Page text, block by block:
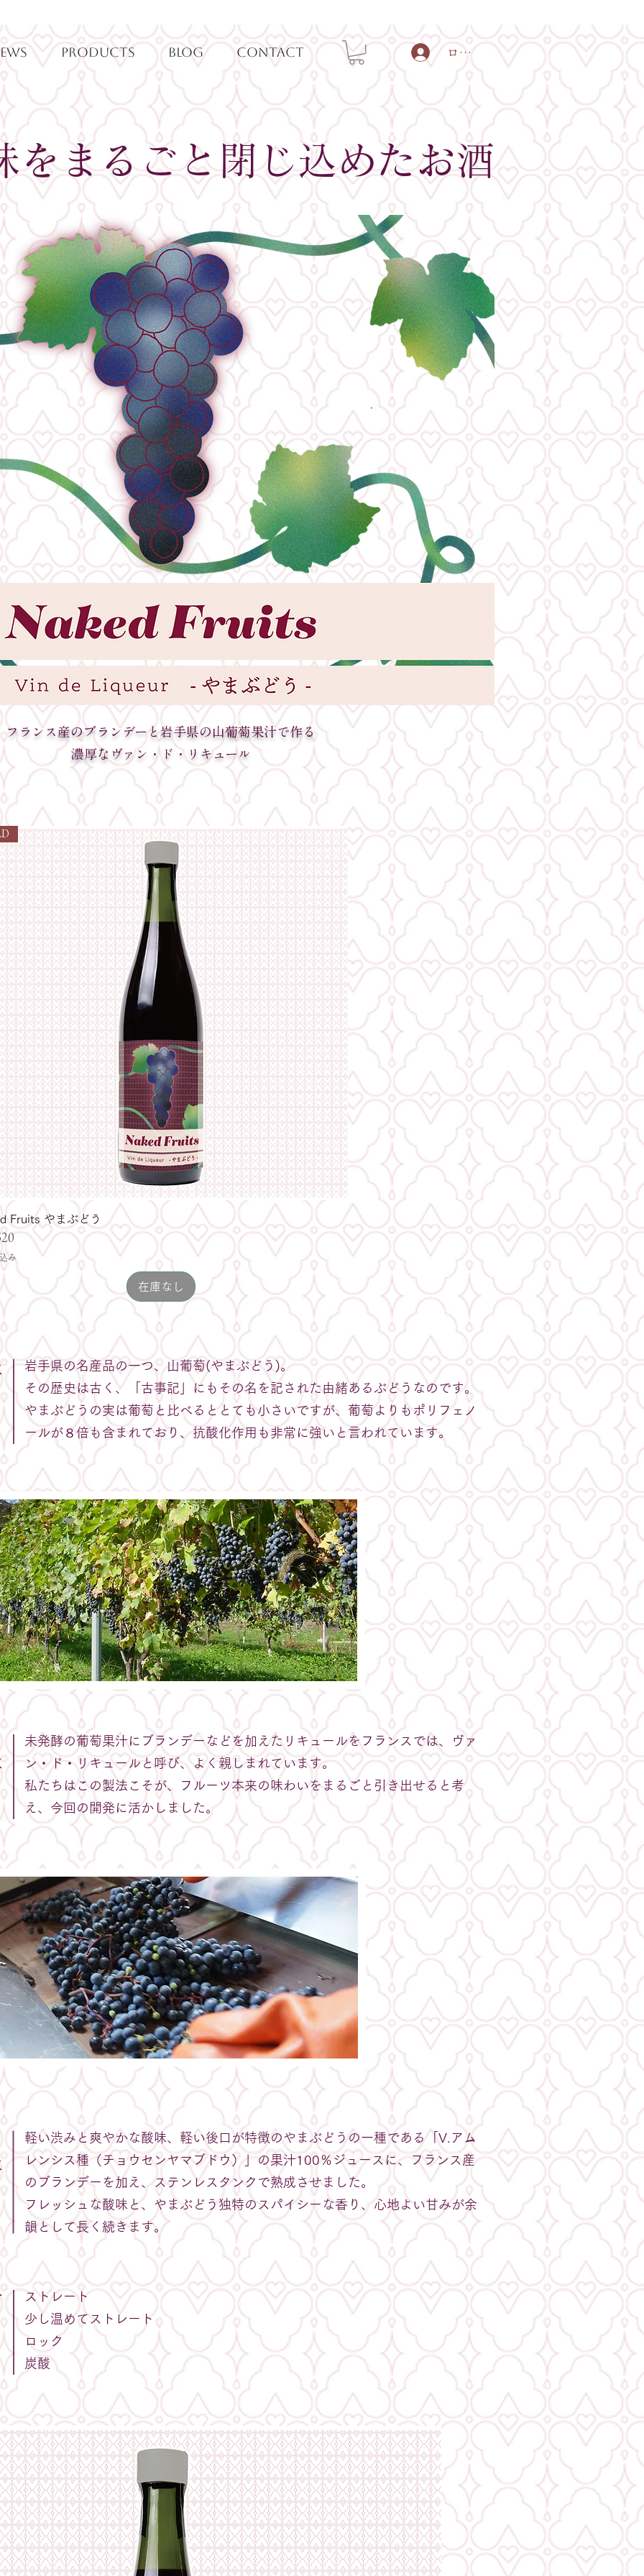
PRODUCTS BLOG CONTACT ログイン
をまるごと閉じ込めたお酒
フランス産のブランデーと岩手県の山葡萄果汁で作る
濃厚なヴァン・ド・リキュール
クイックビュー
Fruits やまぶどう
み
在庫なし
岩手県の名産品の一つ、山葡萄(やまぶどう)。
その歴史は古く、「古事記」にもその名を記された由緒あるぶどうなのです。
やまぶどうの実は葡萄と比べるととても小さいですが、葡萄よりもポリフェノ
ールが８倍も含まれており、抗酸化作用も非常に強いと言われています。
未発酵の葡萄果汁にブランデーなどを加えたリキュールをフランスでは、ヴァ
ン・ド・リキュールと呼び、よく親しまれています。
私たちはこの製法こそが、フルーツ本来の味わいをまるごと引き出せると考
え、今回の開発に活かしました。
軽い渋みと爽やかな酸味、軽い後口が特徴のやまぶどうの一種である「V.アム
レンシス種（チョウセンヤマブドウ）」の果汁100％ジュースに、フランス産
のブランデーを加え、ステンレスタンクで熟成させました。
フレッシュな酸味と、やまぶどう独特のスパイシーな香り、心地よい甘みが余
韻として長く続きます。
ストレート
少し温めてストレート
ロック
炭酸